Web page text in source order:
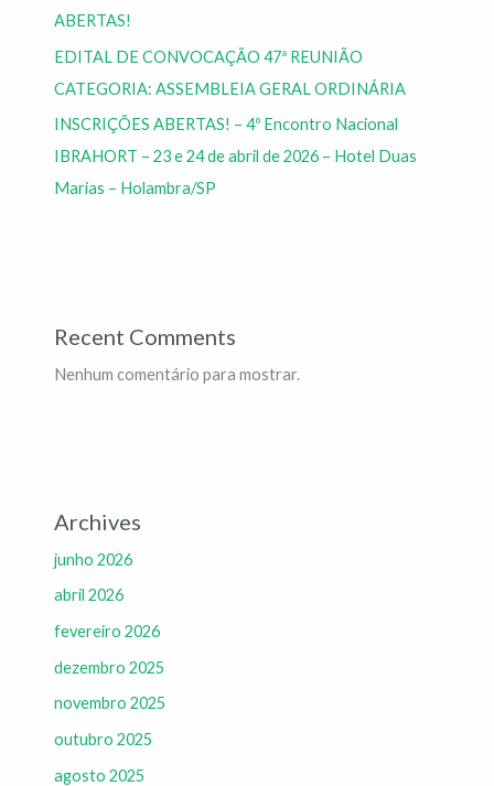
ABERTAS!
EDITAL DE CONVOCAÇÃO 47ª REUNIÃO
CATEGORIA: ASSEMBLEIA GERAL ORDINÁRIA
INSCRIÇÕES ABERTAS! – 4º Encontro Nacional
IBRAHORT – 23 e 24 de abril de 2026 – Hotel Duas
Marias – Holambra/SP
Recent Comments
Nenhum comentário para mostrar.
Archives
junho 2026
abril 2026
fevereiro 2026
dezembro 2025
novembro 2025
outubro 2025
agosto 2025